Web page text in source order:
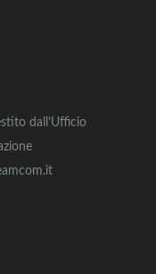
dall’Ufficio